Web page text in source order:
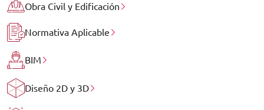
Obra Civil y Edificación
Normativa Aplicable
BIM
Diseño 2D y 3D